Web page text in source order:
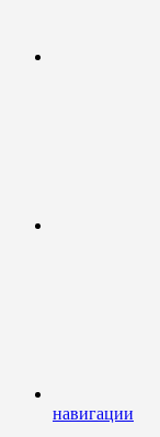
навигации